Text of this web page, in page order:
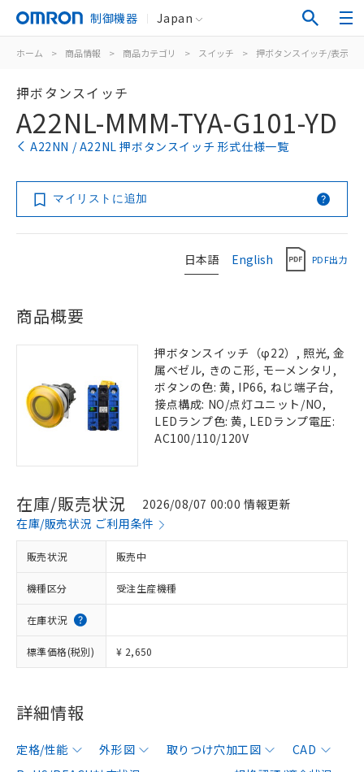
制御機器 Japan
ホーム > 商品情報 > 商品カテゴリ > スイッチ > 押ボタンスイッチ/表示灯
押ボタンスイッチ
A22NL-MMM-TYA-G101-YD
A22NN / A22NL 押ボタンスイッチ 形式仕様一覧
マイリストに追加
日本語 English PDF出力
商品概要
押ボタンスイッチ（φ22）, 照光, 金
属ベゼル, きのこ形, モーメンタリ,
ボタンの色: 黄, IP66, ねじ端子台,
接点構成: NO/点灯ユニット/NO,
LEDランプ色: 黄, LEDランプ電圧:
AC100/110/120V
在庫/販売状況
2026/08/07 00:00 情報更新
在庫/販売状況 ご利用条件
販売状況 販売中
機種区分 受注生産機種
在庫状況
標準価格(税別) ¥ 2,650
詳細情報
定格/性能 外形図 取りつけ穴加工図
CAD